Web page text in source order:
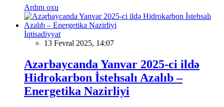
Ardını oxu
İqtisadiyyat
13 Fevral 2025, 14:07
Azərbaycanda Yanvar 2025-ci ildə
Hidrokarbon İstehsalı Azalıb –
Energetika Nazirliyi